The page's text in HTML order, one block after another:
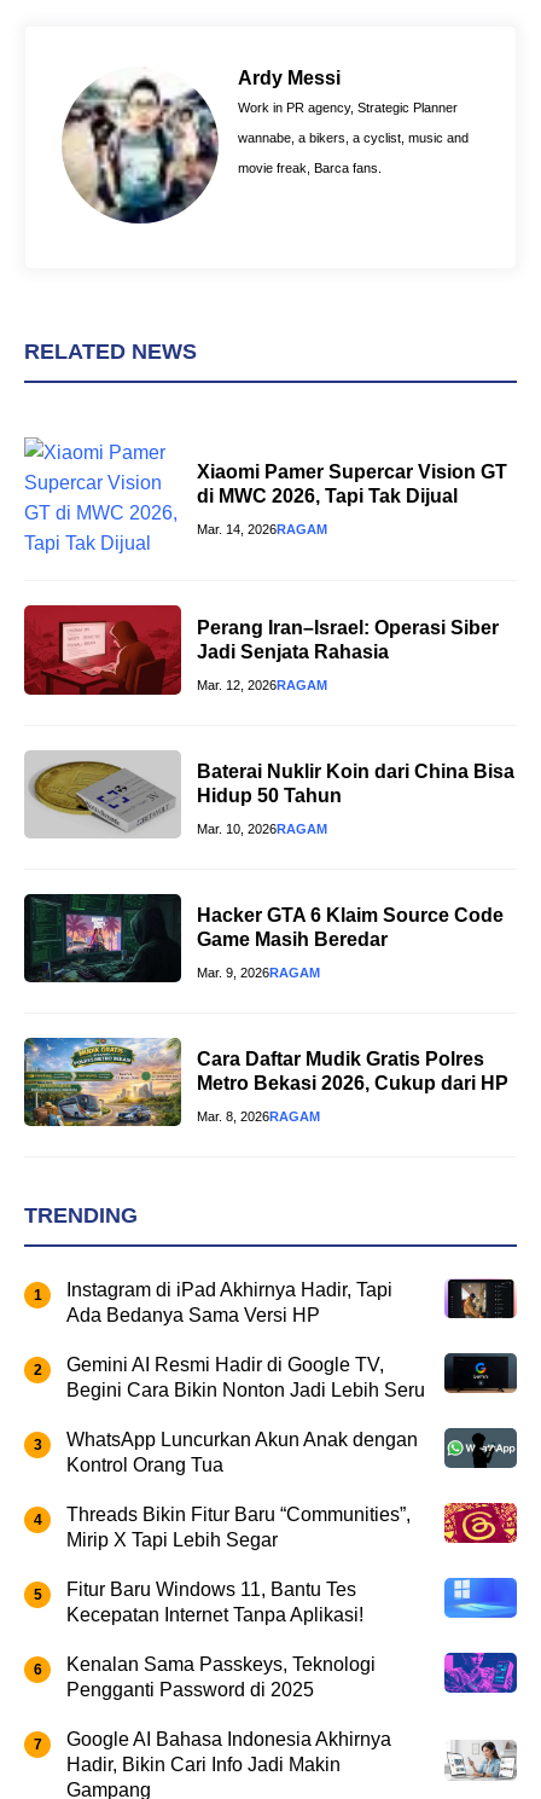
k
r
e
s
p
p
Ardy Messi
Work in PR agency, Strategic Planner
wannabe, a bikers, a cyclist, music and
movie freak, Barca fans.
RELATED NEWS
Xiaomi Pamer Supercar Vision GT
di MWC 2026, Tapi Tak Dijual
Mar. 14, 2026RAGAM
Perang Iran–Israel: Operasi Siber
Jadi Senjata Rahasia
Mar. 12, 2026RAGAM
Baterai Nuklir Koin dari China Bisa
Hidup 50 Tahun
Mar. 10, 2026RAGAM
Hacker GTA 6 Klaim Source Code
Game Masih Beredar
Mar. 9, 2026RAGAM
Cara Daftar Mudik Gratis Polres
Metro Bekasi 2026, Cukup dari HP
Mar. 8, 2026RAGAM
TRENDING
Instagram di iPad Akhirnya Hadir, Tapi
Ada Bedanya Sama Versi HP
Gemini AI Resmi Hadir di Google TV,
Begini Cara Bikin Nonton Jadi Lebih Seru
WhatsApp Luncurkan Akun Anak dengan
Kontrol Orang Tua
Threads Bikin Fitur Baru “Communities”,
Mirip X Tapi Lebih Segar
Fitur Baru Windows 11, Bantu Tes
Kecepatan Internet Tanpa Aplikasi!
Kenalan Sama Passkeys, Teknologi
Pengganti Password di 2025
Google AI Bahasa Indonesia Akhirnya
Hadir, Bikin Cari Info Jadi Makin
Gampang